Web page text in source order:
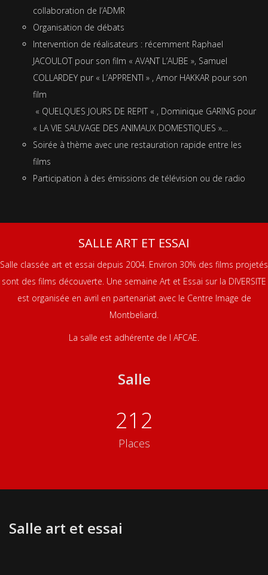
collaboration de l’ADMR
Organisation de débats
Intervention de réalisateurs : récemment Raphael
JACOULOT pour son film « AVANT L’AUBE », Samuel
COLLARDEY pur « L’APPRENTI » , Amor HAKKAR pour son
film
« QUELQUES JOURS DE REPIT « , Dominique GARING pour
« LA VIE SAUVAGE DES ANIMAUX DOMESTIQUES »…
Soirée à thème avec une restauration rapide entre les
films
Participation à des émissions de télévision ou de radio
SALLE ART ET ESSAI
Salle classée art et essai depuis 2004. Environ 30% des films projetés
sont des films découverte. Une semaine Art et Essai sur la DIVERSITE
est organisée en avril en partenariat avec le Centre Image de
Montbeliard.
La salle est adhérente de l AFCAE.
Salle
212
Places
Salle art et essai